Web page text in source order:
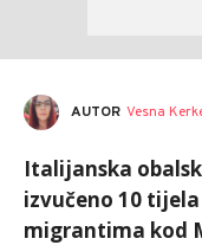
AUTOR Vesna
Italijanska
izvučeno 10
migrantima kod